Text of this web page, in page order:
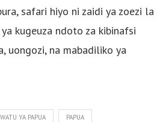
safari hiyo ni zaidi ya zoezi la
kugeuza ndoto za kibinafsi
uongozi, na mabadiliko ya
YA PAPUA PAPUA